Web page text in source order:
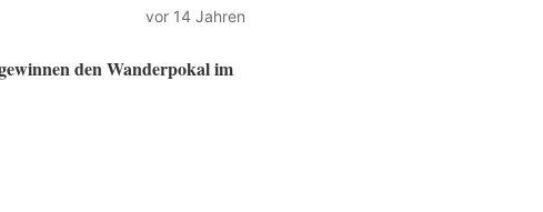
vor 14 Jahren
den Wanderpokal im